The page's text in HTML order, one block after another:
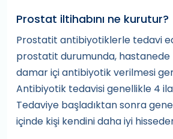
Prostat iltihabını ne kurutur?
Prostatit antibiyotiklerle tedavi
prostatit durumunda, hastanede
damar içi antibiyotik verilmesi
Antibiyotik tedavisi genellikle 4
Tedaviye başladıktan sonra
içinde kişi kendini daha iyi